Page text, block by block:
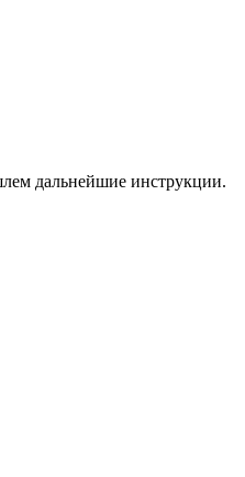
дальнейшие инструкции.